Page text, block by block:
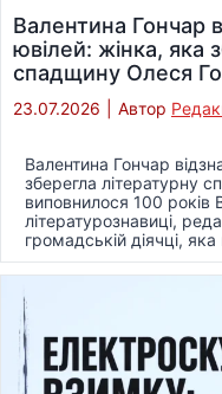
Валентина Гончар
ювілей: жінка, яка
спадщину Олеся
23.07.2026 Автор
Валентина Гончар
зберегла літературну
виповнилося 100 років
літературознавиці,
громадській діячці,